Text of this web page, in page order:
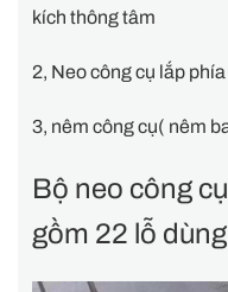
kích thông tâm
2, Neo công cụ lắp
3, nêm công cụ( nêm
Bộ neo công
gồm 22 lỗ